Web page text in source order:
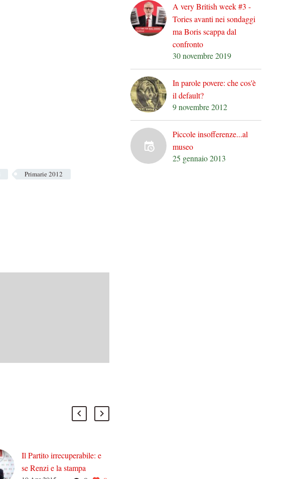
Primarie 2012
Il Partito irrecuperabile: e
se Renzi e la stampa
A very British week #3 -
Tories avanti nei sondaggi
ma Boris scappa dal
confronto
30 novembre 2019
In parole povere: che cos'è
il default?
9 novembre 2012
Piccole insofferenze...al
museo
25 gennaio 2013